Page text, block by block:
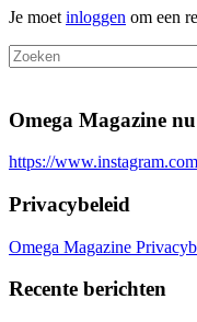
Je moet inloggen om een
Omega Magazine
https://
Privacybeleid
Omega Magazine
Recente berichten